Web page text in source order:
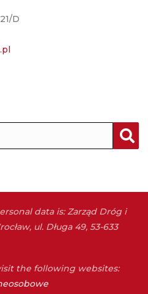
D
Sear
data is: Zarząd Dróg i
ul. Długa 49, 53-633
the following websites: